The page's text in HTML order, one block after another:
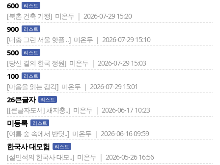
600 리스트
[북촌 건축 기행] 미온두 | 2026-07-29 15:20
900 리스트
[대충 그린 서울 핫플 ..] 미온두 | 2026-07-29 15:10
500 리스트
[당신 곁의 한국 정원] 미온두 | 2026-07-29 15:03
100 리스트
[마음을 읽는 감각] 미온두 | 2026-07-29 15:01
26큰글자 리스트
[[큰글자도서] 채지충..] 미온두 | 2026-06-17 10:23
미등록 리스트
[여름 숲 속에서 반딧..] 미온두 | 2026-06-16 09:59
한국사 대모험 리스트
[설민석의 한국사 대모..] 미온두 | 2026-05-26 16:56